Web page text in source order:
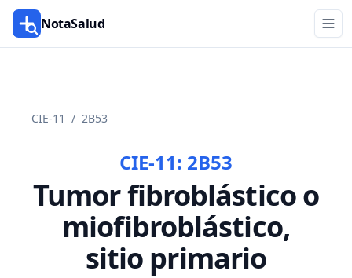
NotaSalud
CIE-11 / 2B53
CIE-11: 2B53
Tumor fibroblástico o
miofibroblástico,
sitio primario